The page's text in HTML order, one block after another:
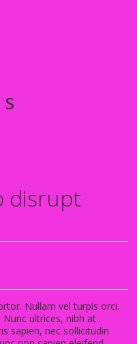
disrupt
Nullam vel turpis orci.
ultrices, nibh at
sapien, nec sollicitudin